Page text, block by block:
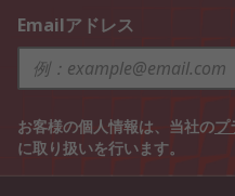
Emailアドレス
お客様の個人情報は、当社のプ
に取り扱いを行います。